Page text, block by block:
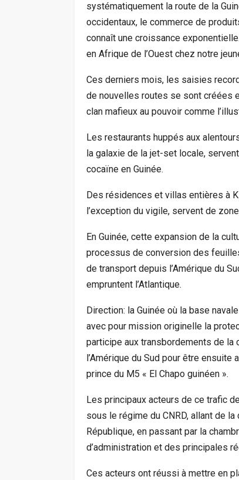
systématiquement la route de la
occidentaux, le commerce de
connaît une croissance
en Afrique de l’Ouest chez notre
Ces derniers mois, les saisies
de nouvelles routes se sont créées
clan mafieux au pouvoir comme
Les restaurants huppés aux
la galaxie de la jet-set locale,
cocaïne en Guinée.
Des résidences et villas entières à
l’exception du vigile, servent de
En Guinée, cette expansion de la
processus de conversion des
de transport depuis l’Amérique du
empruntent l’Atlantique.
Direction: la Guinée où la base
avec pour mission originelle la
participe aux transbordements de la
l’Amérique du Sud pour être
prince du M5 « El Chapo guinéen ».
Les principaux acteurs de ce trafic
sous le régime du CNRD, allant de
République, en passant par la
d’administration et des principales
Ces acteurs ont réussi à mettre en